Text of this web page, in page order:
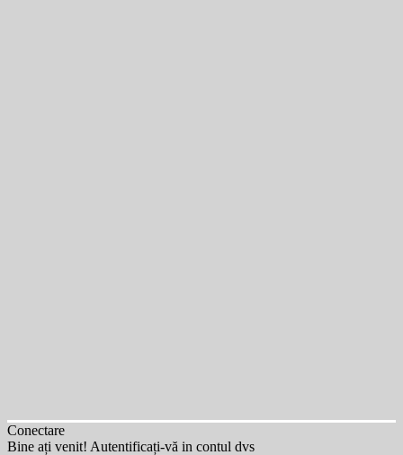
Conectare
Bine ați venit! Autentificați-vă in contul dvs